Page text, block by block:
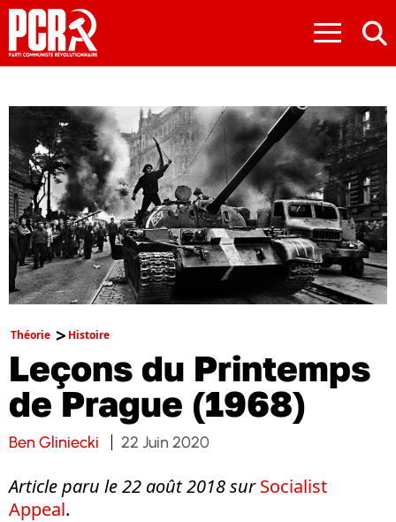
≡
Théorie Histoire
Leçons du Printemps
de Prague (1968)
Ben Gliniecki 22 Juin 2020
Article paru le 22 août 2018 surSocialist
Appeal.